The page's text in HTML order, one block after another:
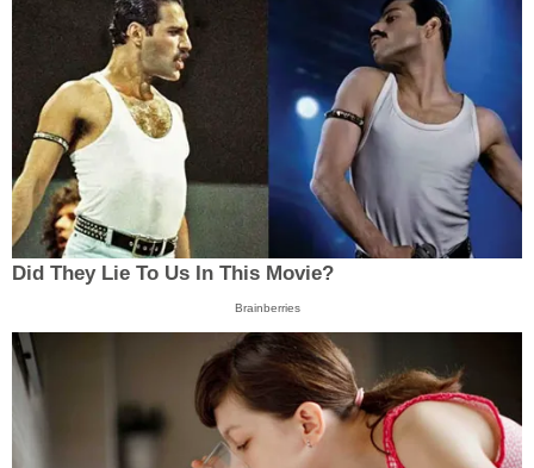
Did They Lie To Us In This Movie?
Brainberries